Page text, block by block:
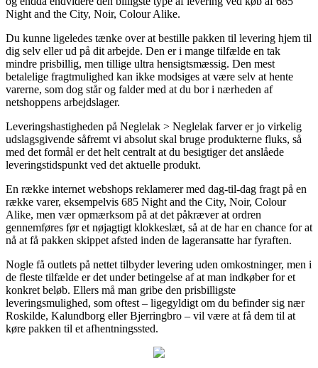
Night and the City, Noir, Colour Alike.
Du kunne ligeledes tænke over at bestille pakken til levering hjem til
dig selv eller ud på dit arbejde. Den er i mange tilfælde en tak
mindre prisbillig, men tillige ultra hensigtsmæssig. Den mest
betalelige fragtmulighed kan ikke modsiges at være selv at hente
varerne, som dog står og falder med at du bor i nærheden af
netshoppens arbejdslager.
Leveringshastigheden på Neglelak > Neglelak farver er jo virkelig
udslagsgivende såfremt vi absolut skal bruge produkterne fluks, så
med det formål er det helt centralt at du besigtiger det anslåede
leveringstidspunkt ved det aktuelle produkt.
En række internet webshops reklamerer med dag-til-dag fragt på en
række varer, eksempelvis 685 Night and the City, Noir, Colour
Alike, men vær opmærksom på at det påkræver at ordren
gennemføres før et nøjagtigt klokkeslæt, så at de har en chance for at
nå at få pakken skippet afsted inden de lageransatte har fyraften.
Nogle få outlets på nettet tilbyder levering uden omkostninger, men i
de fleste tilfælde er det under betingelse af at man indkøber for et
konkret beløb. Ellers må man gribe den prisbilligste
leveringsmulighed, som oftest – ligegyldigt om du befinder sig nær
Roskilde, Kalundborg eller Bjerringbro – vil være at få dem til at
køre pakken til et afhentningssted.